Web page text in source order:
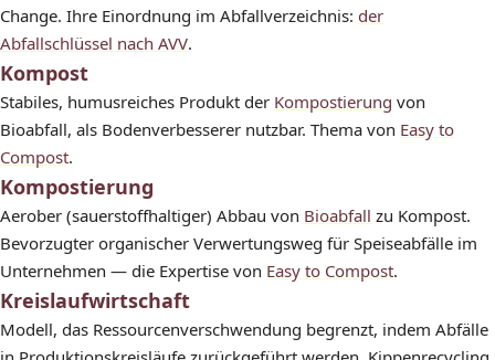
Change. Ihre Einordnung im Abfallverzeichnis: der
Abfallschlüssel nach AVV.
Kompost
Stabiles, humusreiches Produkt der Kompostierung von
Bioabfall, als Bodenverbesserer nutzbar. Thema von Easy to
Compost.
Kompostierung
Aerober (sauerstoffhaltiger) Abbau von Bioabfall zu Kompost.
Bevorzugter organischer Verwertungsweg für Speiseabfälle im
Unternehmen — die Expertise von Easy to Compost.
Kreislaufwirtschaft
Modell, das Ressourcenverschwendung begrenzt, indem Abfälle